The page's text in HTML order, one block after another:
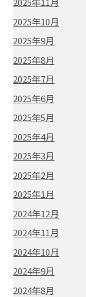
2025年10月
2025年9月
2025年8月
2025年7月
2025年6月
2025年5月
2025年4月
2025年3月
2025年2月
2025年1月
2024年12月
2024年11月
2024年10月
2024年9月
2024年8月